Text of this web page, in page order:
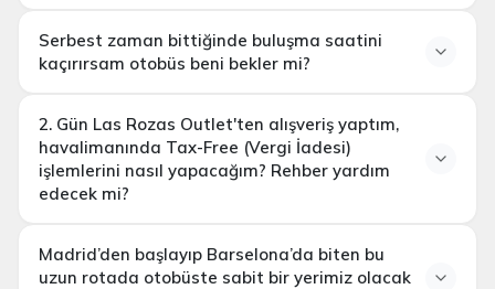
en az 1 gün önce
Türk Lirası (TRY) kabul etmez ve bozmaz
Serbest zaman bittiğinde buluşma saatini
kaçırırsam otobüs beni bekler mi?
zorundadır
2. Gün Las Rozas Outlet'ten alışveriş yaptım,
havalimanında Tax-Free (Vergi İadesi)
işlemlerini nasıl yapacağım? Rehber yardım
edecek mi?
Madrid’den başlayıp Barselona’da biten bu
uzun rotada otobüste sabit bir yerimiz olacak